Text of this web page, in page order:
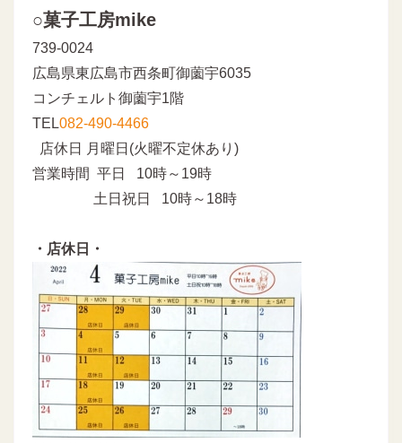
○菓子工房mike
739-0024
広島県東広島市西条町御薗宇6035
コンチェルト御薗宇1階
TEL082-490-4466
店休日 月曜日(火曜不定休あり)
営業時間 平日 10時～19時
土日祝日 10時～18時
・店休日・